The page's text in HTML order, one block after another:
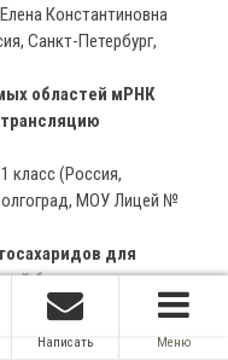
Написать Меню
Константиновна
Санкт-Петербург,
областей мРНК
класс (Россия,
МОУ Лицей №
для
безопасности
11 класс (Россия,